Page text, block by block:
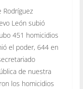
Rodríguez
León subió
451 homicidios
el poder, 644 en
de nuestra
los homicidios